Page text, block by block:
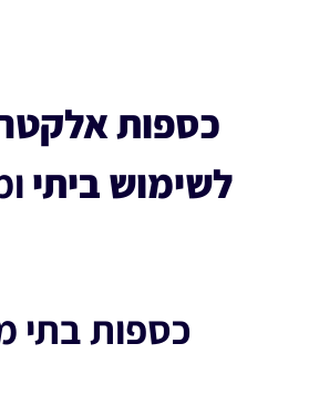
כספות
לשימוש ביתי
כספות בתי